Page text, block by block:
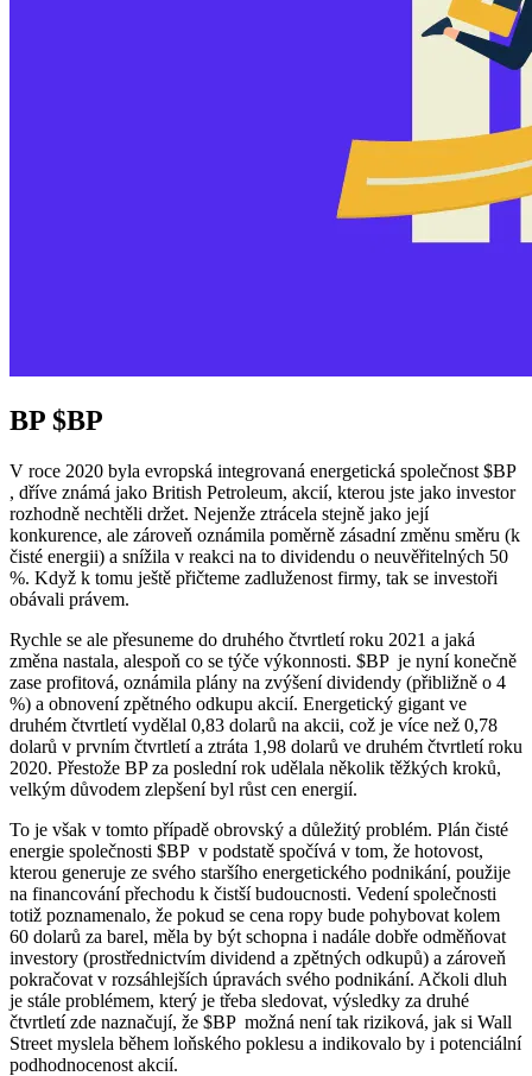
BP $BP
V roce 2020 byla evropská integrovaná energetická společnost $BP
, dříve známá jako British Petroleum, akcií, kterou jste jako investor
rozhodně nechtěli držet. Nejenže ztrácela stejně jako její
konkurence, ale zároveň oznámila poměrně zásadní změnu směru (k
čisté energii) a snížila v reakci na to dividendu o neuvěřitelných 50
%. Když k tomu ještě přičteme zadluženost firmy, tak se investoři
obávali právem.
Rychle se ale přesuneme do druhého čtvrtletí roku 2021 a jaká
změna nastala, alespoň co se týče výkonnosti. $BPje nyní konečně
zase profitová, oznámila plány na zvýšení dividendy (přibližně o 4
%) a obnovení zpětného odkupu akcií. Energetický gigant ve
druhém čtvrtletí vydělal 0,83 dolarů na akcii, což je více než 0,78
dolarů v prvním čtvrtletí a ztráta 1,98 dolarů ve druhém čtvrtletí roku
2020. Přestože BP za poslední rok udělala několik těžkých kroků,
velkým důvodem zlepšení byl růst cen energií.
To je však v tomto případě obrovský a důležitý problém. Plán čisté
energie společnosti $BPv podstatě spočívá v tom, že hotovost,
kterou generuje ze svého staršího energetického podnikání, použije
na financování přechodu k čistší budoucnosti. Vedení společnosti
totiž poznamenalo, že pokud se cena ropy bude pohybovat kolem
60 dolarů za barel, měla by být schopna i nadále dobře odměňovat
investory (prostřednictvím dividend a zpětných odkupů) a zároveň
pokračovat v rozsáhlejších úpravách svého podnikání. Ačkoli dluh
je stále problémem, který je třeba sledovat, výsledky za druhé
čtvrtletí zde naznačují, že $BPmožná není tak riziková, jak si Wall
Street myslela během loňského poklesu a indikovalo by i potenciální
podhodnocenost akcií.